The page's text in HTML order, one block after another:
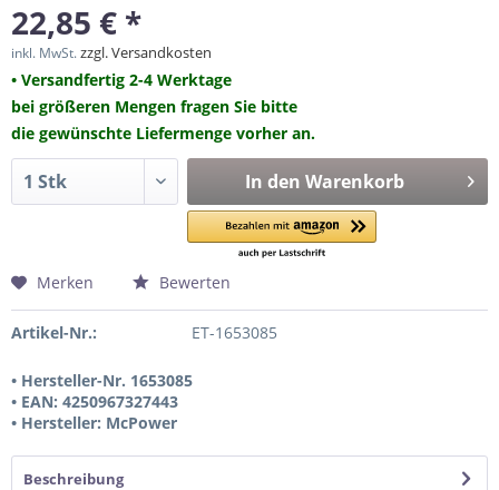
22,85 € *
inkl. MwSt.zzgl. Versandkosten
• Versandfertig 2-4 Werktage
bei größeren Mengen fragen Sie bitte
die gewünschte Liefermenge vorher an.
In den Warenkorb
Merken Bewerten
Artikel-Nr.: ET-1653085
• Hersteller-Nr. 1653085
• EAN: 4250967327443
• Hersteller: McPower
Beschreibung